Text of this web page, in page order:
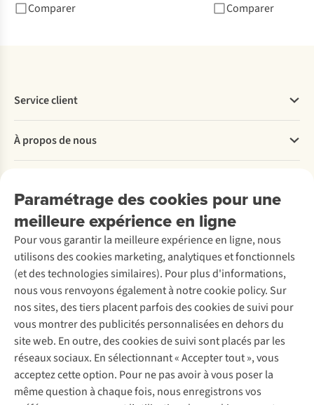
Comparer Comparer
Paramétrage des cookies pour une
meilleure expérience en ligne
Pour vous garantir la meilleure expérience en ligne, nous
utilisons des cookies marketing, analytiques et fonctionnels
(et des technologies similaires). Pour plus d'informations,
nous vous renvoyons également à notre cookie policy. Sur
nos sites, des tiers placent parfois des cookies de suivi pour
vous montrer des publicités personnalisées en dehors du
site web. En outre, des cookies de suivi sont placés par les
réseaux sociaux. En sélectionnant « Accepter tout », vous
acceptez cette option. Pour ne pas avoir à vous poser la
même question à chaque fois, nous enregistrons vos
Service client
Commander
Payer
Retourner
Rétractation d'une commande
Entretien & réparations
Garantie
Contactez-nous
À propos de nous
Entreprise responsable
À propos d’Ayacucho
Nos magasins
À propos d’A.S.Adventure
Déclaration d'accessibilité
Location / Location sports d’hiver
Seconde-main
Entretien de ski
Service de lavage
Entretien de chaussures
Réparation de chaussures
Réparation de vêtements
Retouches
Pour les entreprises
Découvrez
A.S.Magazine
Explore Camp
Expertise & conseils
Abonnez-vous à la newsletter
Suivez-nous